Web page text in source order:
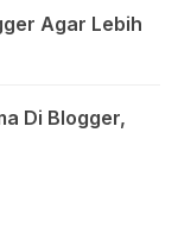
Agar Lebih
Di Blogger,